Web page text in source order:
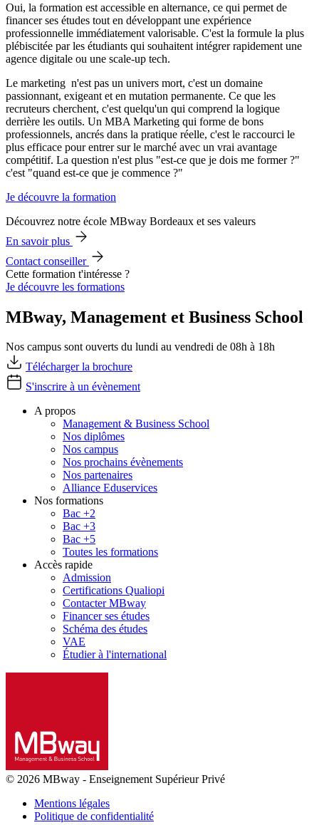
Oui, la formation est accessible en alternance, ce qui permet de
financer ses études tout en développant une expérience
professionnelle immédiatement valorisable. C'est la formule la plus
plébiscitée par les étudiants qui souhaitent intégrer rapidement une
agence digitale ou une scale-up tech.
Le marketing n'est pas un univers mort, c'est un domaine
passionnant, exigeant et en mutation permanente. Ce que les
recruteurs cherchent, c'est quelqu'un qui comprend la logique
derrière les outils. Un MBA Marketing qui forme de bons
professionnels, ancrés dans la pratique réelle, c'est le raccourci le
plus efficace pour entrer sur le marché avec un vrai avantage
compétitif. La question n'est plus "est-ce que je dois me former ?"
c'est "quand est-ce que je commence ?"
Je découvre la formation
Découvrez notre école MBway Bordeaux et ses valeurs
En savoir plus
Contact conseiller
Cette formation t'intéresse ?
Je découvre les formations
MBway, Management et Business School
Nos campus sont ouverts du lundi au vendredi de 08h à 18h
Télécharger la brochure
S'inscrire à un évènement
A propos
Management & Business School
Nos diplômes
Nos campus
Nos prochains évènements
Nos partenaires
Alliance Eduservices
Nos formations
Bac +2
Bac +3
Bac +5
Toutes les formations
Accès rapide
Admission
Certifications Qualiopi
Contacter MBway
Financer ses études
Schéma des études
VAE
Étudier à l'international
© 2026 MBway - Enseignement Supérieur Privé
Mentions légales
Politique de confidentialité